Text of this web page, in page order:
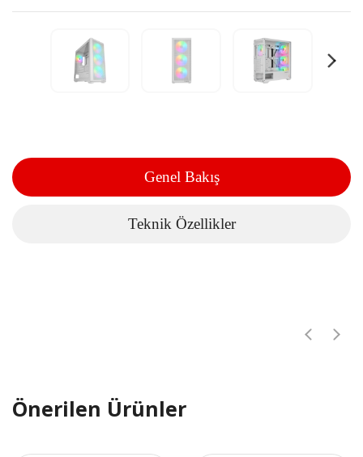
Genel Bakış
Teknik Özellikler
Önerilen Ürünler